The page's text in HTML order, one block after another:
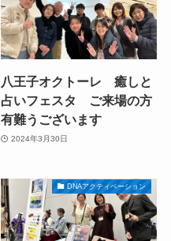
八王子オクトーレ 癒しと
占いフェスタ ご来場の方
有難うございます
2024年3月30日
DNAアクティベーション